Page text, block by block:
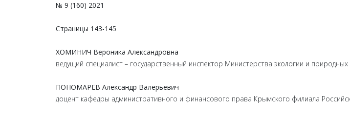
№ 9 (160) 2021
Страницы 143-145
ХОМИНИЧ Вероника Александровна
ведущий специалист – государственный инспектор Министерства экологии и
ПОНОМАРЕВ Александр Валерьевич
доцент кафедры административного и финансового права Крымского филиала